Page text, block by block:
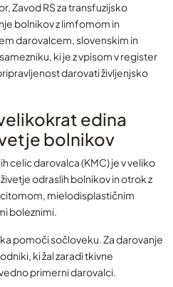
Zavod RS za transfuzijsko
bolnikov z limfomom in
darovalcem, slovenskim in
ki je z vpisom v register
darovati življenjsko
edina
bolnikov
celic darovalca (KMC) je v veliko
odraslih bolnikov in otrok z
mielodisplastičnim
boleznimi.
pomoči sočloveku. Za darovanje
ki žal zaradi tkivne
primerni darovalci.